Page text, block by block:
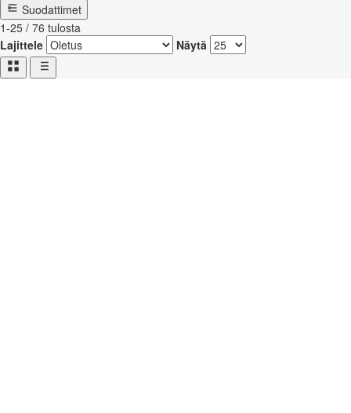
Suodattimet
1-25 / 76 tulosta
Lajittele
Näytä